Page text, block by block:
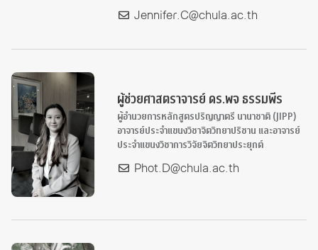
Jennifer.C@chula.ac.th
ผู้ช่วยศาสตราจารย์ ดร.พจ ธรรมพีร
ผู้อำนวยการหลักสูตรปริญญาตรี นานาชาติ (JIPP)
อาจารย์ประจำแขนงวิชาจิตวิทยาปริชาน และอาจารย์
ประจำแขนงวิชาการวิจัยจิตวิทยาประยุกต์
Phot.D@chula.ac.th